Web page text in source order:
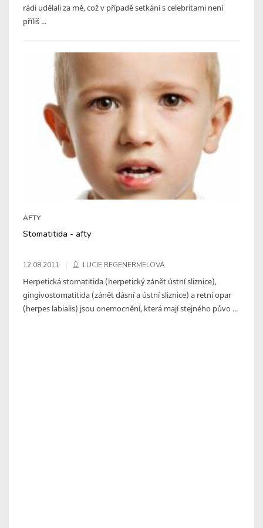
rádi udělali za mě, což v případě setkání s celebritami není
příliš ...
AFTY
Stomatitida - afty
12.08.2011 LUCIE REGENERMELOVÁ
Herpetická stomatitida (herpetický zánět ústní sliznice),
gingivostomatitida (zánět dásní a ústní sliznice) a retní opar
(herpes labialis) jsou onemocnění, která mají stejného půvo ...